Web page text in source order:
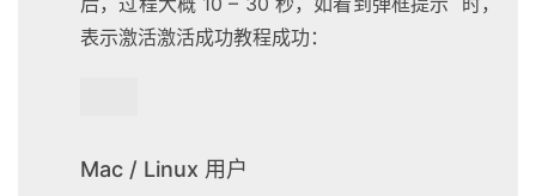
表示激活激活成功教程成功：
Mac / Linux 用户